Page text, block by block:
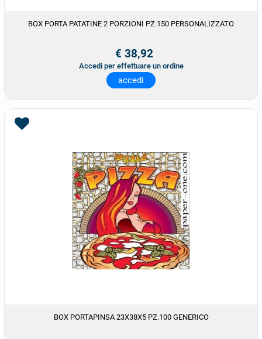
BOX PORTA PATATINE 2 PORZIONI PZ.150 PERSONALIZZATO
€ 38,92
Accedi per effettuare un ordine
accedi
BOX PORTAPINSA 23X38X5 PZ.100 GENERICO